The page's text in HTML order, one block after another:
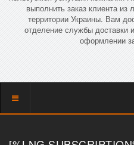
выполнить заказ клиента из
территории Украины. Вам
отделение службы доставки
оформлении
Показать